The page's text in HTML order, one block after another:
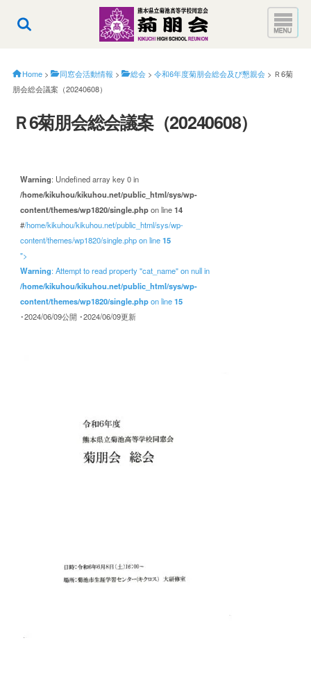
Home > 同窓会活動情報 > 総会 >令和6年度菊朋会総会及び懇親会 > Ｒ6菊
朋会総会議案（20240608）
Ｒ6菊朋会総会議案（20240608）
Warning: Undefined array key 0 in
/home/kikuhou/kikuhou.net/public_html/sys/wp-
content/themes/wp1820/single.phpon line14
#/home/kikuhou/kikuhou.net/public_html/sys/wp-
content/themes/wp1820/single.php on line15
">
Warning: Attempt to read property "cat_name" on null in
/home/kikuhou/kikuhou.net/public_html/sys/wp-
content/themes/wp1820/single.phpon line15
･2024/06/09公開 ･2024/06/09更新